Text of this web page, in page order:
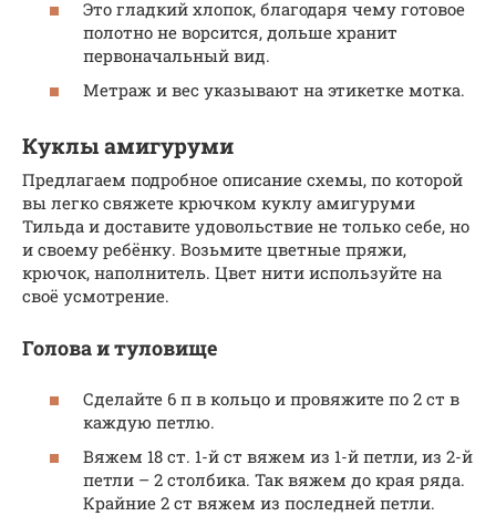
Это гладкий хлопок, благодаря чему готовое
полотно не ворсится, дольше хранит
первоначальный вид.
Метраж и вес указывают на этикетке мотка.
Куклы амигуруми
Предлагаем подробное описание схемы, по которой
вы легко свяжете крючком куклу амигуруми
Тильда и доставите удовольствие не только себе, но
и своему ребёнку. Возьмите цветные пряжи,
крючок, наполнитель. Цвет нити используйте на
своё усмотрение.
Голова и туловище
Сделайте 6 п в кольцо и провяжите по 2 ст в
каждую петлю.
Вяжем 18 ст. 1-й ст вяжем из 1-й петли, из 2-й
петли – 2 столбика. Так вяжем до края ряда.
Крайние 2 ст вяжем из последней петли.